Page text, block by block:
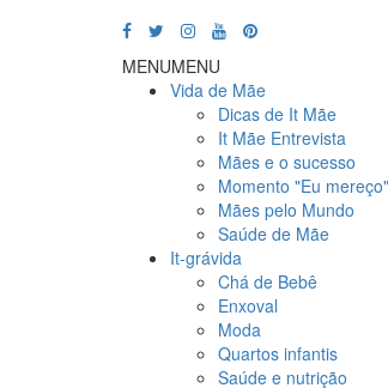
MENUMENU
Vida de Mãe
Dicas de It Mãe
It Mãe Entrevista
Mães e o sucesso
Momento "Eu mereço"
Mães pelo Mundo
Saúde de Mãe
It-grávida
Chá de Bebê
Enxoval
Moda
Quartos infantis
Saúde e nutrição